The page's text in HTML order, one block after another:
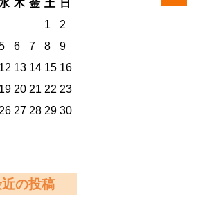
水 木 金 土
日
1
2
6 7 8
9
12 13 14 15 16
19 20 21 22 23
26 27 28 29 30
の投稿